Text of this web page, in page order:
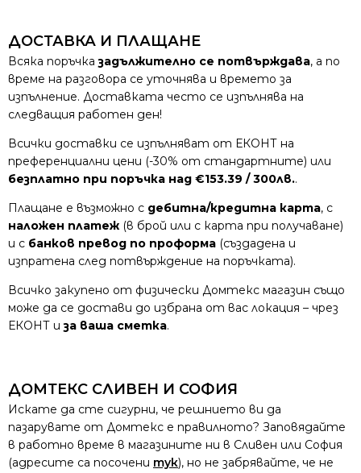
ДОСТАВКА И ПЛАЩАНЕ
Всяка поръчказадължително се потвърждава, а по
време на разговора се уточнява и времето за
изпълнение. Доставката често се изпълнява на
следващия работен ден!
Всички доставки се изпълняват от ЕКОНТ на
преференциални цени (-30% от стандартните) или
безплатно при поръчка над €153.39 / 300лв..
Плащане е възможно с дебитна/кредитна карта, с
наложен платеж (в брой или с карта при получаване)
и с банков превод по проформа (създадена и
изпратена след потвърждение на поръчката).
Всичко закупено от физически Домтекс магазин също
може да се достави до избрана от вас локация – чрез
ЕКОНТ иза ваша сметка.
ДОМТЕКС СЛИВЕН И СОФИЯ
Искате да сте сигурни, че решнието ви да
пазарувате от Домтекс е правилното? Заповядайте
в работно време в магазините ни в Сливен или София
(адресите са посочени тук), но не забрявайте, че не